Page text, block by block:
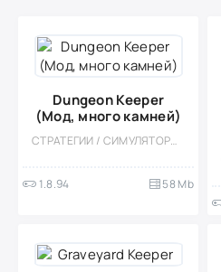
Dungeon Keeper
(Мод, много камней)
СТРАТЕГИИ / СИМУЛЯТОРЫ / МОД / СТИЛИЗАЦИЯ / ОДНОПОЛЬЗОВАТЕЛЬСКИЕ / ОФЛАЙН / TOWER DEFENCE / МАЛЕНЬКАЯ / МАГИЯ / ФЭНТЕЗИ / ОТКРЫТЫЙ МИР
1.8.94 58 Mb